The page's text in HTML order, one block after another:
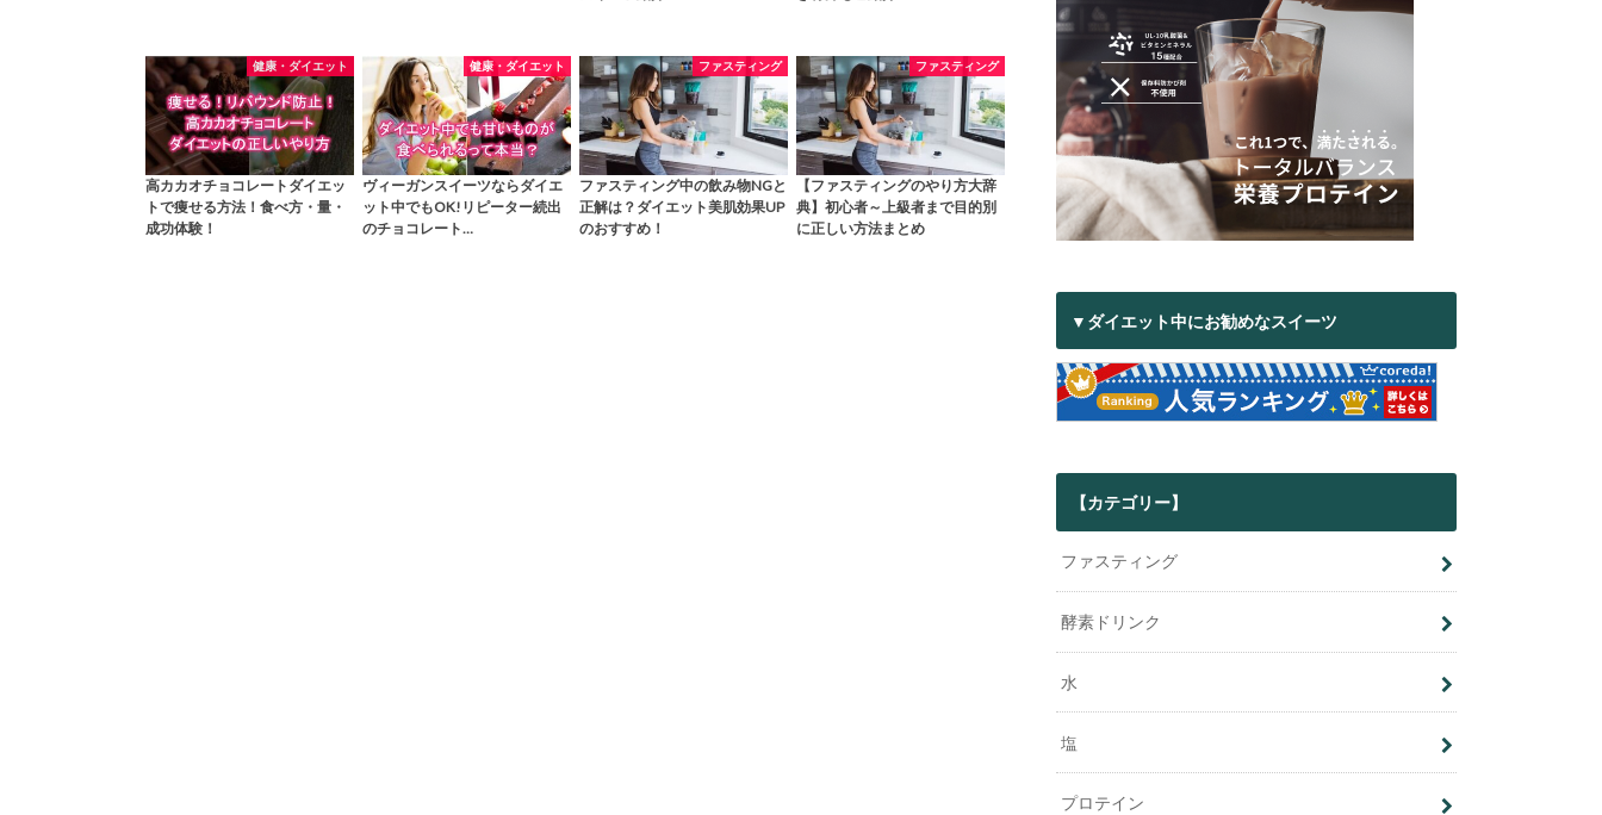
健康・ダイエット
高カカオチョコレートダイエッ
トで痩せる方法！食べ方・量・
成功体験！
健康・ダイエット
ヴィーガンスイーツならダイエ
ット中でもOK!リピーター続出
のチョコレート…
ファスティング
ファスティング中の飲み物NGと
正解は？ダイエット美肌効果UP
のおすすめ！
ファスティング
【ファスティングのやり方大辞
典】初心者～上級者まで目的別
に正しい方法まとめ
▼ダイエット中にお勧めなスイーツ
【カテゴリー】
ファスティング
酵素ドリンク
水
塩
プロテイン